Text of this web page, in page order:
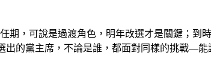
期，可說是過渡角色，明年改選才是關鍵；到
的黨主席，不論是誰，都面對同樣的挑戰—能